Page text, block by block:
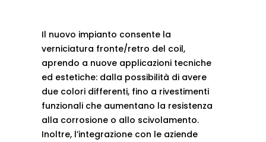
Il nuovo impianto consente la
verniciatura fronte/retro del coil,
aprendo a nuove applicazioni tecniche
ed estetiche: dalla possibilità di avere
due colori differenti, fino a rivestimenti
funzionali che aumentano la resistenza
alla corrosione o allo scivolamento.
Inoltre, l’integrazione con le aziende